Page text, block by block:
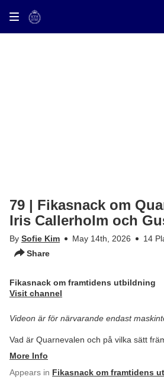
on TV
79 | Fikasnack om
Iris Callerholm och
By Sofie Kim May 14th, 2026
14
Share
Fikasnack om framtidens utbildning
Visit channel
Videon är för närvarande endast
Vad är Quarnevalen och på vilka sätt
More Info
Appears in Fikasnack om framtidens